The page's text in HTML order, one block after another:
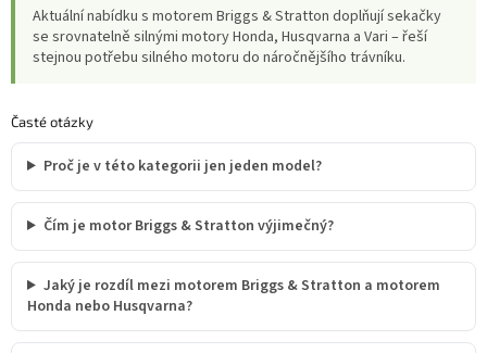
Aktuální nabídku s motorem Briggs & Stratton doplňují sekačky
se srovnatelně silnými motory Honda, Husqvarna a Vari – řeší
stejnou potřebu silného motoru do náročnějšího trávníku.
Časté otázky
Proč je v této kategorii jen jeden model?
Čím je motor Briggs & Stratton výjimečný?
Jaký je rozdíl mezi motorem Briggs & Stratton a motorem
Honda nebo Husqvarna?